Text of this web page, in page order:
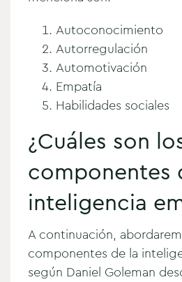
Autoconocimiento
Autorregulación
Automotivación
Empatía
Habilidades sociales
¿Cuáles son
componentes
inteligencia
A continuación,
componentes de la
según Daniel Goleman